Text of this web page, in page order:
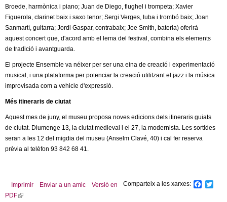
a
n
e
Broede, harmònica i piano; Juan de Diego, flughel i trompeta; Xavier
Figuerola, clarinet baix i saxo tenor; Sergi Verges, tuba i trombó baix; Joan
Sanmartí, guitarra; Jordi Gaspar, contrabaix; Joe Smith, bateria) oferirà
aquest concert que, d'acord amb el lema del festival, combina els elements
de tradició i avantguarda.
El projecte Ensemble va néixer per ser una eina de creació i experimentació
musical, i una plataforma per potenciar la creació utilitzant el jazz i la música
improvisada com a vehicle d'expressió.
Més itineraris de ciutat
Aquest mes de juny, el museu proposa noves edicions dels itineraris guiats
de ciutat. Diumenge 13, la ciutat medieval i el 27, la modernista. Les sortides
seran a les 12 del migdia del museu (Anselm Clavé, 40) i cal fer reserva
prèvia al telèfon 93 842 68 41.
Comparteix a les xarxes:
Imprimir Enviar a un amic
Versió en
PDF(